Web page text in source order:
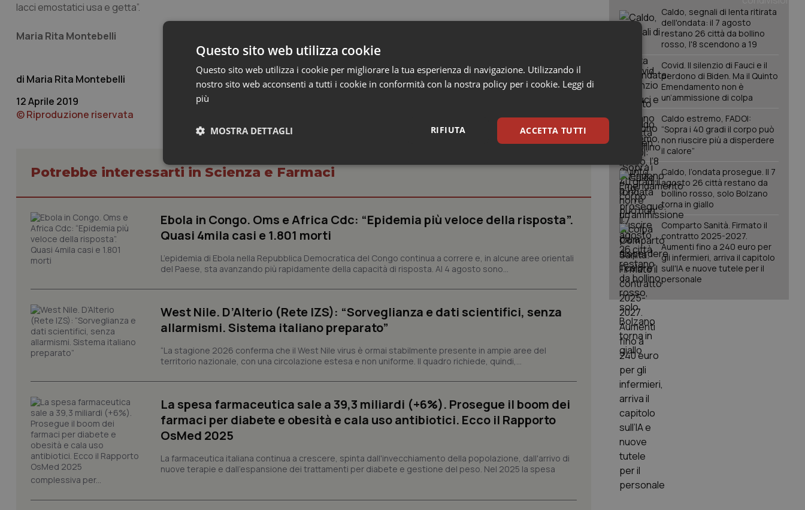
lacci emostatici usa e getta”.
Maria Rita Montebelli
Maria Rita Montebelli
12 Aprile 2019
© Riproduzione riservata
Potrebbe interessarti in Scienza e Farmaci
Ebola in Congo. Oms e Africa Cdc: “Epidemia più veloce della risposta”.
Quasi 4mila casi e 1.801 morti
L’epidemia di Ebola nella Repubblica Democratica del Congo continua a correre e, in alcune aree orientali
del Paese, sta avanzando più rapidamente della capacità di risposta. Al 4 agosto sono...
West Nile. D’Alterio (Rete IZS): “Sorveglianza e dati scientifici, senza
allarmismi. Sistema italiano preparato”
“La stagione 2026 conferma che il West Nile virus è ormai stabilmente presente in ampie aree del
territorio nazionale, con una circolazione estesa e non uniforme. Il quadro richiede, quindi,...
La spesa farmaceutica sale a 39,3 miliardi (+6%). Prosegue il boom dei
farmaci per diabete e obesità e cala uso antibiotici. Ecco il Rapporto
OsMed 2025
La farmaceutica italiana continua a crescere, spinta dall'invecchiamento della popolazione, dall'arrivo di
nuove terapie e dall'espansione dei trattamenti per diabete e gestione del peso. Nel 2025 la spesa
complessiva per...
Caldo, segnali di lenta ritirata
dell'ondata: il 7 agosto
restano 26 città da bollino
rosso, l'8 scendono a 19
Covid. Il silenzio di Fauci e il
perdono di Biden. Ma il Quinto
Emendamento non è
un’ammissione di colpa
Caldo estremo, FADOI:
“Sopra i 40 gradi il corpo può
non riuscire più a disperdere
il calore”
Caldo, l’ondata prosegue. Il 7
agosto 26 città restano da
bollino rosso, solo Bolzano
torna in giallo
Comparto Sanità. Firmato il
contratto 2025-2027.
Aumenti fino a 240 euro per
gli infermieri, arriva il capitolo
sull'IA e nuove tutele per il
personale
Questo sito web utilizza cookie
Questo sito web utilizza i cookie per migliorare la tua esperienza di navigazione. Utilizzando il
nostro sito web acconsenti a tutti i cookie in conformità con la nostra policy per i cookie. Leggi di
più
ACCETTA TUTTI
RIFIUTA
MOSTRA DETTAGLI
Necessari Statistici Marketing
I cookie necessari contribuiscono a rendere fruibile il sito web abilitandone funzionalità di base quali la navigazione sulle pagine
VISITOR_PRIVACY_METADATA
YouTube
.youtube.com
5 mesi 4
Questo cookie viene utilizzato per memorizzare le
impostazioni sulla privacy, garantendo che le loro
preferenze siano onorate nelle sessioni future.
dei cookie di Cookie-Script.com funzioni
correttamente.
tracking-sites-ironfish-
tracking-enable
Questo cookie è impostato dall'applicazione per
tracking-sites-ironfish-
session-id
www.quotidianosanita.it
4
settimane
Questo cookie è impostato dall'applicazione per
assegnare un identificatore generico al visitatore.